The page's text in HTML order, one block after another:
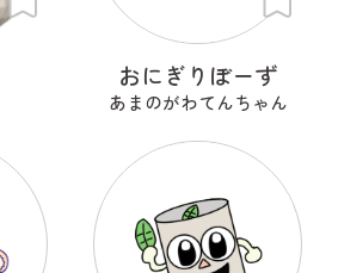
おにぎりぼーず
あまのがわてんちゃん